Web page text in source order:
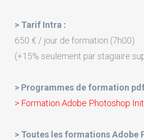
> Tarif Intra :
650 € / jour de formation (7h00)
(+15% seulement par stagiaire
> Programmes de formation
> Formation Adobe Photoshop
> Toutes les formations Adobe